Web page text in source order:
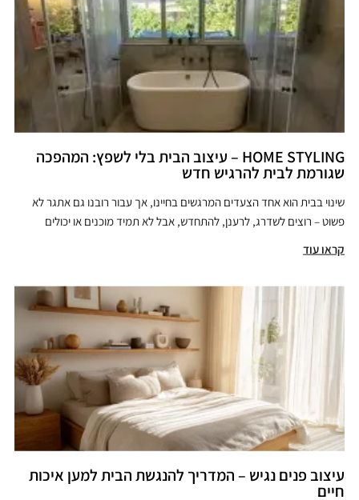
HOME STYLING – עיצוב הבית בלי לשפץ: המהפכה
שגורמת לבית להרגיש חדש
שינוי בבית הוא אחד הצעדים המרגשים בחיינו, אך עבור רובנו גם אתגר לא
פשוט – רוצים לשדרג, לרענן, להתחדש, אבל לא תמיד מוכנים או יכולים
קראו עוד
עיצוב פנים נגיש – המדריך להנגשת הבית למען איכות
חיים